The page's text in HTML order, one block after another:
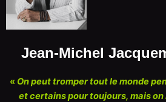
Jean-Michel
« On peut tromper tout le monde
et certains pour toujours, mais